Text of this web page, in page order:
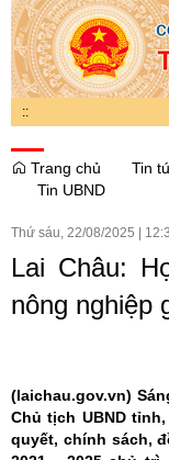
::
Trang chủ
Tin
Tin UBND
Thứ sáu, 22/08/2025
Lai Châu:
nông nghiệp
(laichau.gov.vn)
Chủ tịch UBND
quyết, chính sách,